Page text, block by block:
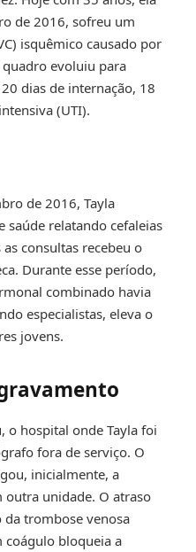
de 2016, sofreu um
isquêmico causado por
evoluiu para
dias de internação, 18
(UTI).
de 2016, Tayla
saúde relatando cefaleias
consultas recebeu o
Durante esse período,
combinado havia
especialistas, eleva o
jovens.
o hospital onde Tayla foi
fora de serviço. O
inicialmente, a
outra unidade. O atraso
trombose venosa
coágulo bloqueia a